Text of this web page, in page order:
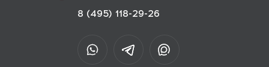
8 (495) 118-29-26